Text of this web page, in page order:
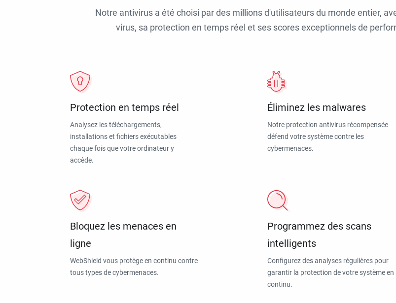
Notre antivirus a été choisi par des millions d'utilisateurs du monde entier,
virus, sa protection en temps réel et ses scores exceptionnels de
Protection en temps réel
Analysez les téléchargements,
installations et fichiers exécutables
chaque fois que votre ordinateur y
accède.
Éliminez les malwares
Notre protection antivirus récompensée
défend votre système contre les
cybermenaces.
Bloquez les menaces en
ligne
WebShield vous protège en continu contre
tous types de cybermenaces.
Programmez des scans
intelligents
Configurez des analyses régulières pour
garantir la protection de votre système en
continu.